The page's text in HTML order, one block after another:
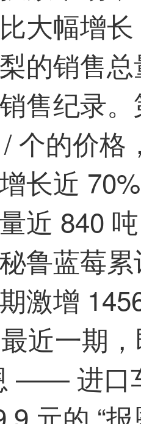
大幅增
的销售
售纪录
个的价格
长近
近 840
鲁蓝莓
激增
最近一期
—— 进口
元的 “